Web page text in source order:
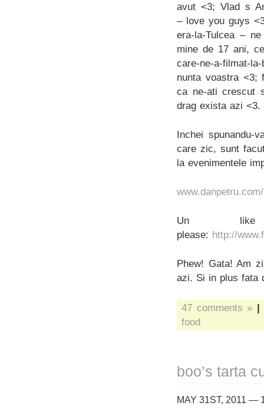
avut <3; Vlad s
– love you guys
era-la-Tulcea –
mine de 17 ani,
care-ne-a-filmat-
nunta voastra <3;
ca ne-ati crescut
drag exista azi <3.
Inchei spunandu-
care zic, sunt
la evenimentele
Un
please: http://
Phew! Gata! Am
azi. Si in plus fata
47 comments » |
food
boo’s tarta
MAY 31ST, 2011 —